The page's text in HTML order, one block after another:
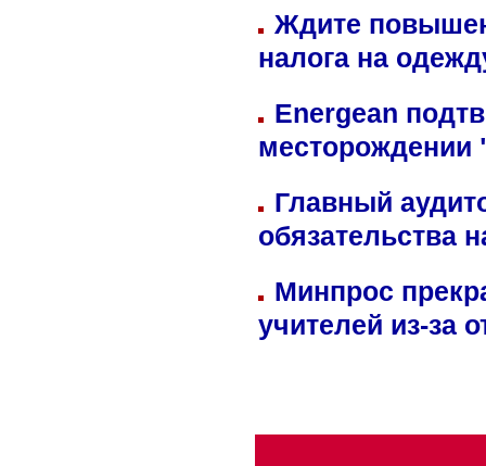
Ждите
налога на
Energean
Главный
обязательства
Минпрос
учителей из-за